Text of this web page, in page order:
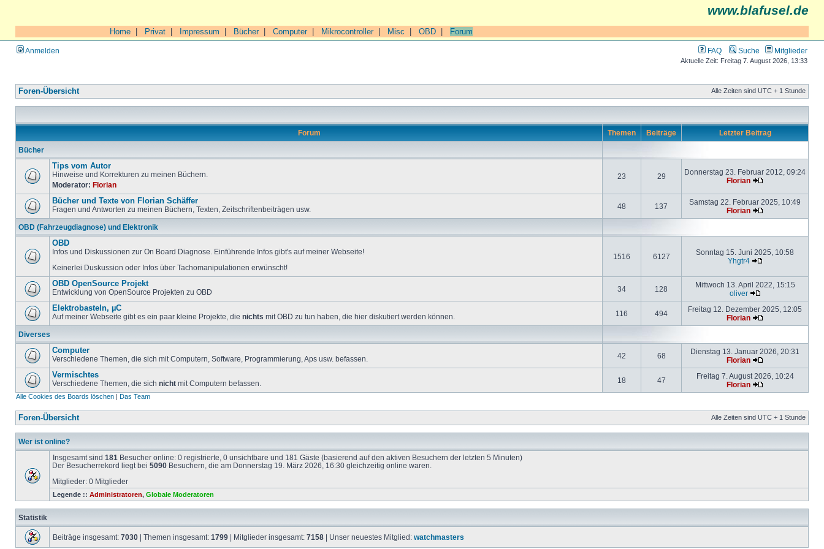
www.blafusel.de
Home Privat Impressum Bücher| Computer| Mikrocontroller| Misc OBD Forum
Anmelden FAQ Suche Mitglieder
Aktuelle Zeit: Freitag 7. August 2026, 13:33
Foren-Übersicht Alle Zeiten sind UTC + 1 Stunde
Forum Themen Beiträge Letzter Beitrag
Bücher
Tips vom Autor
Hinweise und Korrekturen zu meinen Büchern.
Moderator: Florian
23 29
Donnerstag 23. Februar 2012, 09:24
Florian
Bücher und Texte von Florian Schäffer
Fragen und Antworten zu meinen Büchern, Texten, Zeitschriftenbeiträgen usw. 48 137
Samstag 22. Februar 2025, 10:49
Florian
OBD (Fahrzeugdiagnose) und Elektronik
OBD
Infos und Diskussionen zur On Board Diagnose. Einführende Infos gibt's auf meiner Webseite!
Keinerlei Duskussion oder Infos über Tachomanipulationen erwünscht!
1516 6127
Sonntag 15. Juni 2025, 10:58
Yhgtr4
OBD OpenSource Projekt
Entwicklung von OpenSource Projekten zu OBD 34 128
Mittwoch 13. April 2022, 15:15
oliver
Elektrobasteln, µC
Auf meiner Webseite gibt es ein paar kleine Projekte, die nichts mit OBD zu tun haben, die hier diskutiert werden können. 116 494
Freitag 12. Dezember 2025, 12:05
Florian
Diverses
Computer
Verschiedene Themen, die sich mit Computern, Software, Programmierung, Aps usw. befassen. 42 68
Dienstag 13. Januar 2026, 20:31
Florian
Vermischtes
Verschiedene Themen, die sich nicht mit Computern befassen. 18 47
Freitag 7. August 2026, 10:24
Florian
Alle Cookies des Boards löschen | Das Team
Foren-Übersicht Alle Zeiten sind UTC + 1 Stunde
Wer ist online?
Insgesamt sind 181 Besucher online: 0 registrierte, 0 unsichtbare und 181 Gäste (basierend auf den aktiven Besuchern der letzten 5 Minuten)
Der Besucherrekord liegt bei 5090 Besuchern, die am Donnerstag 19. März 2026, 16:30 gleichzeitig online waren.
Mitglieder: 0 Mitglieder
Legende :: Administratoren, Globale Moderatoren
Statistik
Beiträge insgesamt: 7030 | Themen insgesamt: 1799 | Mitglieder insgesamt: 7158 | Unser neuestes Mitglied: watchmasters